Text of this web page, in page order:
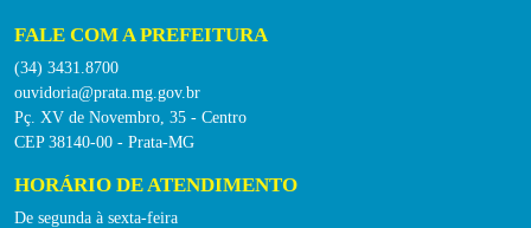
FALE COM A PREFEITURA
(34) 3431.8700
ouvidoria@prata.mg.gov.br
Pç. XV de Novembro, 35 - Centro
CEP 38140-00 - Prata-MG
HORÁRIO DE ATENDIMENTO
De segunda à sexta-feira